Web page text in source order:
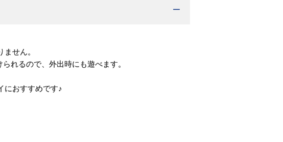
せん。
れるので、外出時にも遊べます。
におすすめです♪